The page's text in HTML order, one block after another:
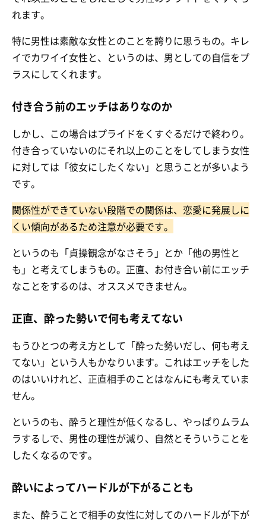
れます。
特に男性は素敵な女性とのことを誇りに思うもの。キレ
イでカワイイ女性と、というのは、男としての自信をプ
ラスにしてくれます。
付き合う前のエッチはありなのか
しかし、この場合はプライドをくすぐるだけで終わり。
付き合っていないのにそれ以上のことをしてしまう女性
に対しては「彼女にしたくない」と思うことが多いよう
です。
関係性ができていない段階での関係は、恋愛に発展しに
くい傾向があるため注意が必要です。
というのも「貞操観念がなさそう」とか「他の男性と
も」と考えてしまうもの。正直、お付き合い前にエッチ
なことをするのは、オススメできません。
正直、酔った勢いで何も考えてない
もうひとつの考え方として「酔った勢いだし、何も考え
てない」という人もかなりいます。これはエッチをした
のはいいけれど、正直相手のことはなんにも考えていま
せん。
というのも、酔うと理性が低くなるし、やっぱりムラム
ラするしで、男性の理性が減り、自然とそういうことを
したくなるのです。
酔いによってハードルが下がることも
また、酔うことで相手の女性に対してのハードルが下が